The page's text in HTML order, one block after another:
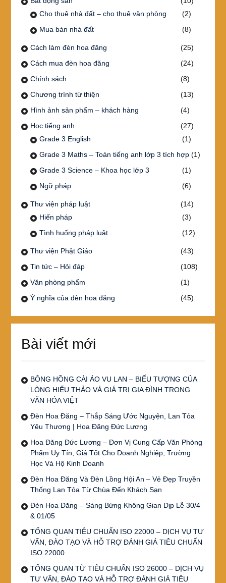
Cho thuê nhà đất – cho thuê văn phòng
(2)
Mua bán nhà đất
(8)
Cách làm đèn hoa đăng
(25)
Cách mua đèn hoa đăng
(24)
Chính sách
(8)
Chương trình từ thiện
(13)
Hình ảnh sản phẩm – khách hàng
(4)
Học tiếng anh
(27)
Grade 3 English
(1)
Grade 3 Maths – Toán tiếng anh lớp 3 tích hợp(1)
Grade 3 Science – Khoa học lớp 3
(1)
Ngữ pháp
(6)
Thư viện pháp luật
(14)
Hiến pháp
(3)
Tình huống pháp luật
(12)
Thư viện Phật Giáo
(43)
Tin tức – Hỏi đáp
(108)
Văn phòng phẩm
(1)
Ý nghĩa của đèn hoa đăng
(45)
Bài viết mới
BÔNG HỒNG CÀI ÁO VU LAN – BIỂU TƯỢNG CỦA
LÒNG HIẾU THẢO VÀ GIÁ TRỊ GIA ĐÌNH TRONG
VĂN HÓA VIỆT
Đèn Hoa Đăng – Thắp Sáng Ước Nguyện, Lan Tỏa
Yêu Thương | Hoa Đăng Đức Lương
Hoa Đăng Đức Lương – Đơn Vị Cung Cấp Văn Phòng
Phẩm Uy Tín, Giá Tốt Cho Doanh Nghiệp, Trường
Học Và Hộ Kinh Doanh
Đèn Hoa Đăng Và Đèn Lồng Hội An – Vẻ Đẹp Truyền
Thống Lan Tỏa Từ Chùa Đến Khách Sạn
Đèn Hoa Đăng – Sáng Bừng Không Gian Dịp Lễ 30/4
& 01/05
TỔNG QUAN TIÊU CHUẨN ISO 22000 – DỊCH VỤ TƯ
VẤN, ĐÀO TẠO VÀ HỖ TRỢ ĐÁNH GIÁ TIÊU CHUẨN
ISO 22000
TỔNG QUAN TỪ TIÊU CHUẨN ISO 26000 – DỊCH VỤ
TƯ VẤN, ĐÀO TẠO VÀ HỖ TRỢ ĐÁNH GIÁ TIÊU